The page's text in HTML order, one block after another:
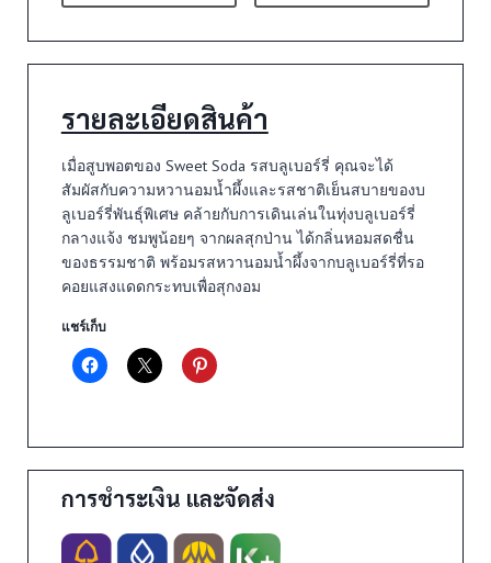
รายละเอียดสินค้า
เมื่อสูบพอตของ Sweet Soda รสบลูเบอร์รี่ คุณจะได้
สัมผัสกับความหวานอมน้ำผึ้งและรสชาติเย็นสบายของบ
ลูเบอร์รี่พันธุ์พิเศษ คล้ายกับการเดินเล่นในทุ่งบลูเบอร์รี่
กลางแจ้ง ชมพูน้อยๆ จากผลสุกป่าน ได้กลิ่นหอมสดชื่น
ของธรรมชาติ พร้อมรสหวานอมน้ำผึ้งจากบลูเบอร์รี่ที่รอ
คอยแสงแดดกระทบเพื่อสุกงอม
แชร์เก็บ
การชำระเงิน และจัดส่ง